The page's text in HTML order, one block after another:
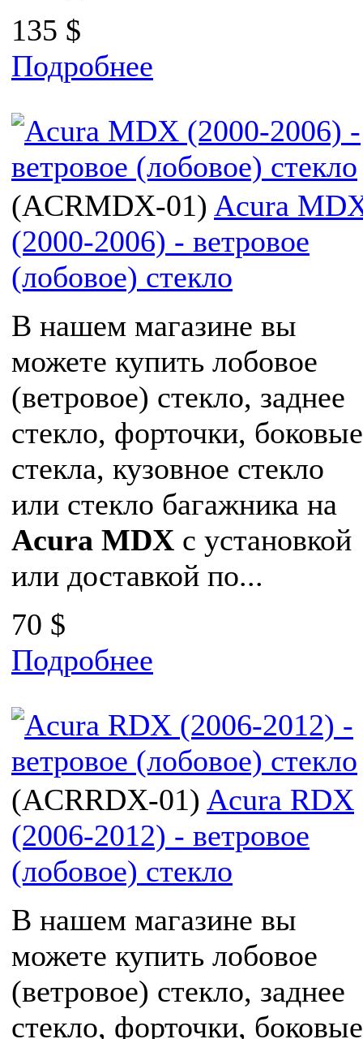
135 $
Подробнее
(ACRMDX-01) Acura
(2000-2006) - ветровое
(лобовое) стекло
В нашем магазине вы
можете купить лобовое
(ветровое) стекло, заднее
стекло, форточки, боковые
стекла, кузовное стекло
или стекло багажника на
Acura MDX с установкой
или доставкой по...
70 $
Подробнее
(ACRRDX-01) Acura RDX
(2006-2012) - ветровое
(лобовое) стекло
В нашем магазине вы
можете купить лобовое
(ветровое) стекло, заднее
стекло, форточки, боковые